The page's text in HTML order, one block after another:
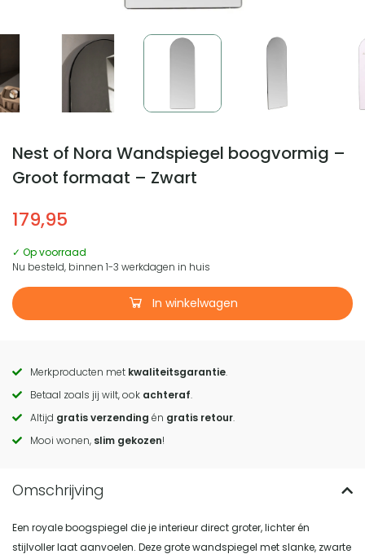
Nest of Nora Wandspiegel boogvormig –
Groot formaat – Zwart
179,95
✓ Op voorraad
Nu besteld, binnen 1-3 werkdagen in huis
In winkelwagen
Call
to
actions
Merkproducten met kwaliteitsgarantie.
Betaal zoals jij wilt, ook achteraf.
Altijd gratis verzending én gratis retour.
Mooi wonen, slim gekozen!
Een royale boogspiegel die je interieur direct groter, lichter én
stijlvoller laat aanvoelen. Deze grote wandspiegel met slanke, zwarte